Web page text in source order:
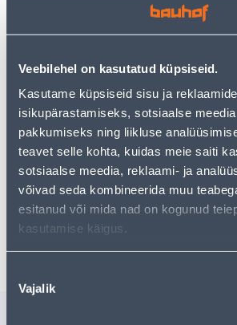
Veebilehel on kasutatud küpsiseid.
Kasutame küpsiseid sisu ja reklaamide
isikupärastamiseks, sotsiaalse
pakkumiseks ning liikluse
teavet selle kohta, kuidas meie saiti
sotsiaalse meedia, reklaami- ja
võivad seda kombineerida muu
esitanud või mida nad on kogunud
kasutamise käigus.
valik
Vajalik
• Mööbli ühenduskruvi M7 x 50 mm.
• 14-päevane tagastusõigus.
Eeldatav kojuvedu 3,69 € al. 2-5
Tarne pakiautomaati al. 2,29 € al. 2-5
Poest kätte, alates 10.08.2026